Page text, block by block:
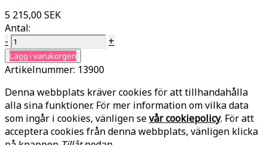
5 215,00 SEK
Antal:
-
+
Lägg i varukorgen
Artikelnummer: 13900
Denna webbplats kräver cookies för att tillhandahålla
alla sina funktioner. För mer information om vilka data
som ingår i cookies, vänligen sevår cookiepolicy. För att
acceptera cookies från denna webbplats, vänligen klicka